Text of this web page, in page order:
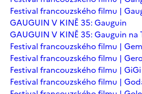
Festival francouzského filmu |
GAUGUIN V KINĚ 35: Gauguin
GAUGUIN V KINĚ 35: Gauguin
Festival francouzského filmu |
Festival francouzského filmu |
Festival francouzského filmu | GiGi
Festival francouzského filmu |